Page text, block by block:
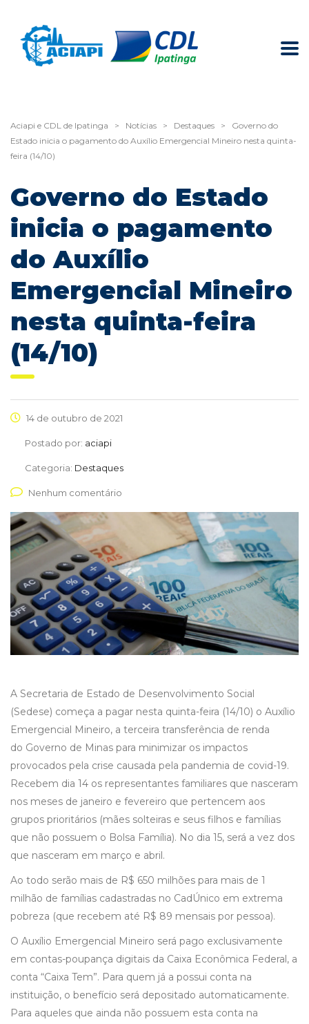
Aciapi e CDL de Ipatinga > Notícias > Destaques >
Governo do
Estado inicia o pagamento do Auxílio Emergencial Mineiro nesta quinta-
feira (14/10)
Governo do Estado
inicia o pagamento
do Auxílio
Emergencial Mineiro
nesta quinta-feira
(14/10)
14 de outubro de 2021
Postado por: aciapi
Categoria: Destaques
Nenhum comentário
A Secretaria de Estado de Desenvolvimento Social
(Sedese) começa a pagar nesta quinta-feira (14/10) o Auxílio
Emergencial Mineiro, a terceira transferência de renda
do Governo de Minas para minimizar os impactos
provocados pela crise causada pela pandemia de covid-19.
Recebem dia 14 os representantes familiares que nasceram
nos meses de janeiro e fevereiro que pertencem aos
grupos prioritários (mães solteiras e seus filhos e famílias
que não possuem o Bolsa Família). No dia 15, será a vez dos
que nasceram em março e abril.
Ao todo serão mais de R$ 650 milhões para mais de 1
milhão de famílias cadastradas no CadÚnico em extrema
pobreza (que recebem até R$ 89 mensais por pessoa).
O Auxílio Emergencial Mineiro será pago exclusivamente
em contas-poupança digitais da Caixa Econômica Federal, a
conta “Caixa Tem”. Para quem já a possui conta na
instituição, o benefício será depositado automaticamente.
Para aqueles que ainda não possuem esta conta na